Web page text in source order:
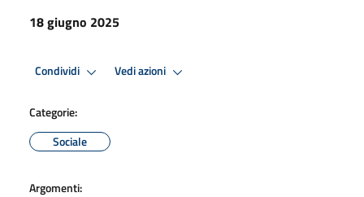
18 giugno 2025
Condividi Vedi azioni
Categorie:
Sociale
Argomenti: